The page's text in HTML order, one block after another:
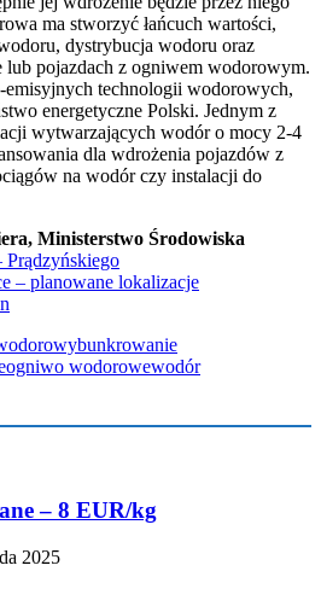
ma stworzyć łańcuch wartości,
dystrybucja wodoru oraz
pojazdach z ogniwem wodorowym.
emisyjnych technologii wodorowych,
energetyczne Polski. Jednym z
wytwarzających wodór o mocy 2-4
dla wdrożenia pojazdów z
na wodór czy instalacji do
Ministerstwo Środowiska
Prądzyńskiego
– planowane lokalizacje
bunkrowanie
ogniwo wodorowewodór
– 8 EUR/kg
2025